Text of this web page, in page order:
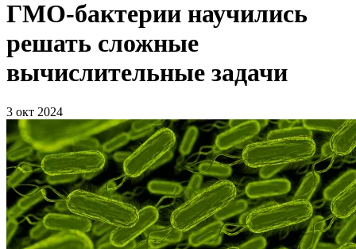
ГМО-бактерии научились
решать сложные
вычислительные задачи
3 окт 2024